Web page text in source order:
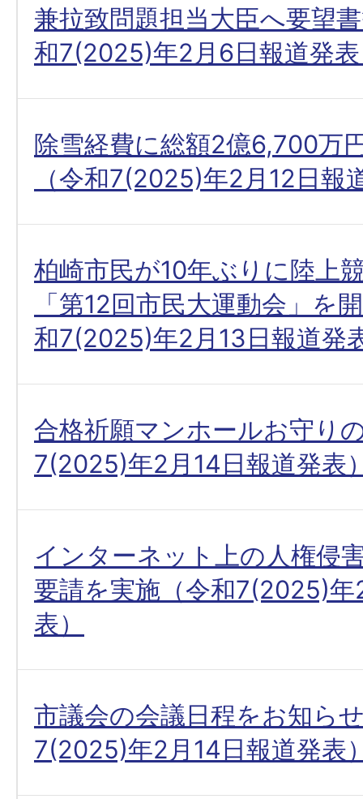
兼拉致問題担当大臣へ要望
和7(2025)年2月6日報道発
除雪経費に総額2億6,700万
（令和7(2025)年2月12日報
柏崎市民が10年ぶりに陸上
「第12回市民大運動会」を
和7(2025)年2月13日報道発
合格祈願マンホールお守り
7(2025)年2月14日報道発表
インターネット上の人権侵
要請を実施（令和7(2025)年
表）
市議会の会議日程をお知ら
7(2025)年2月14日報道発表